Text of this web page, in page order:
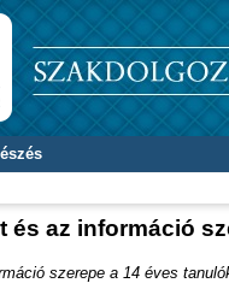
és az információ
szerepe a 14 éves